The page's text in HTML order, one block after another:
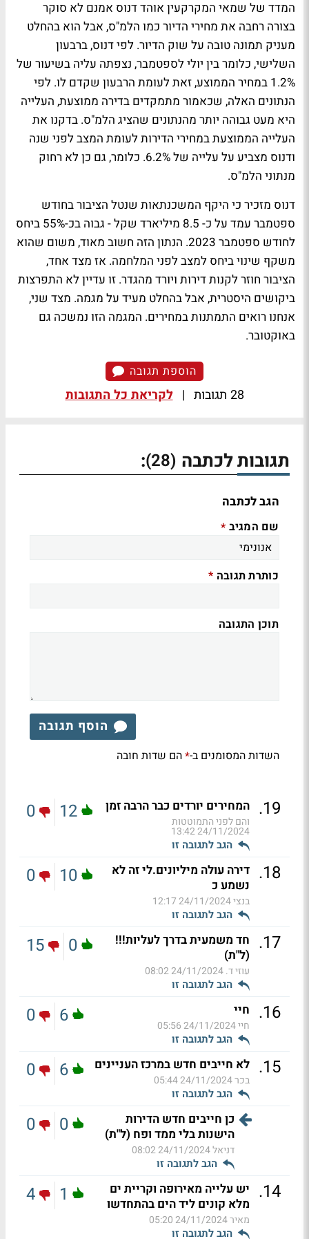
המדד של שמאי המקרקעין אוהד דנוס אמנם לא סוקר
בצורה רחבה את מחירי הדיור כמו הלמ"ס, אבל הוא בהחלט
מעניק תמונה טובה על שוק הדיור. לפי דנוס, ברבעון
השלישי, כלומר בין יולי לספטמבר, נצפתה עליה בשיעור של
1.2% במחיר הממוצע, זאת לעומת הרבעון שקדם לו. לפי
הנתונים האלה, שכאמור מתמקדים בדירה ממוצעת, העלייה
היא מעט גבוהה יותר מהנתונים שהציג הלמ"ס. בדקנו את
העלייה הממוצעת במחירי הדירות לעומת המצב לפני שנה
ודנוס מצביע על עלייה של 6.2%. כלומר, גם כן לא רחוק
מנתוני הלמ"ס.
דנוס מזכיר כי היקף המשכנתאות שנטל הציבור בחודש
ספטמבר עמד על כ- 8.5 מיליארד שקל - גבוה בכ-55% ביחס
לחודש ספטמבר 2023. הנתון הזה חשוב מאוד, משום שהוא
משקף שינוי ביחס למצב לפני המלחמה. אז מצד אחד,
הציבור חוזר לקנות דירות ויורד מהגדר. זו עדיין לא התפרצות
ביקושים היסטרית, אבל בהחלט מעיד על מגמה. מצד שני,
אנחנו רואים התמתנות במחירים. המגמה הזו נמשכה גם
באוקטובר.
הוספת תגובה
28 תגובות | לקריאת כל התגובות
תגובות לכתבה (28)
:
הגב לכתבה
שם המגיב *
כותרת תגובה *
תוכן התגובה
הוסף תגובה
השדות המסומנים ב-*הם שדות חובה
19
. המחירים יורדים כבר הרבה זמן
והם לפני התמוטטות
24/11/2024 13:42
הגב לתגובה זו
12
0
18
. דירה עולה מיליונים.לי זה לא
נשמע כ
בנצי24/11/2024 12:17
הגב לתגובה זו
10
0
17
. חד משמעית בדרך לעליות!!!
(ל"ת)
עוזי ד.24/11/2024 08:02
הגב לתגובה זו
0
15
16
. חיי
חיי24/11/2024 05:56
הגב לתגובה זו
6
0
15
. לא חייבים חדש במרכז העניינים
בכר24/11/2024 05:44
הגב לתגובה זו
6
0
כן חייבים חדש הדירות
הישנות בלי ממד ופח (ל"ת)
דניאל24/11/2024 08:02
הגב לתגובה זו
0
0
14
.
יש עלייה מאירופה וקריית ים
מלא קונים ליד הים בהתחדשו
מאיר24/11/2024 05:20
הגב לתגובה זו
1
4